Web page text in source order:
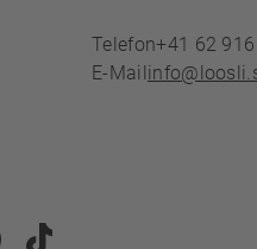
Telefon+41 62
E-Mail